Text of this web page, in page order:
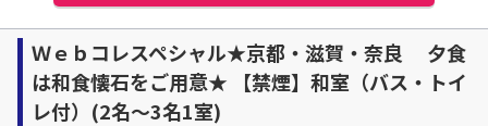
Ｗｅｂコレスペシャル★京都・滋賀・奈良 夕食
は和食懐石をご用意★ 【禁煙】和室（バス・トイ
レ付）(2名～3名1室)